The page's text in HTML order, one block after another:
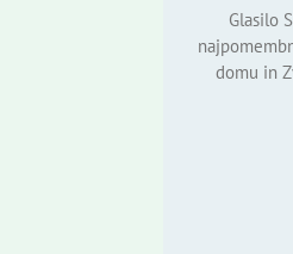
Glasilo
domu in